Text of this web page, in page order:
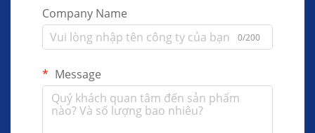
Company Name
0/200
Message